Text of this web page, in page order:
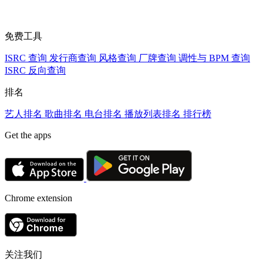
免费工具
ISRC 查询 发行商查询 风格查询 厂牌查询 调性与 BPM 查询
ISRC 反向查询
排名
艺人排名 歌曲排名 电台排名 播放列表排名 排行榜
Get the apps
Chrome extension
关注我们